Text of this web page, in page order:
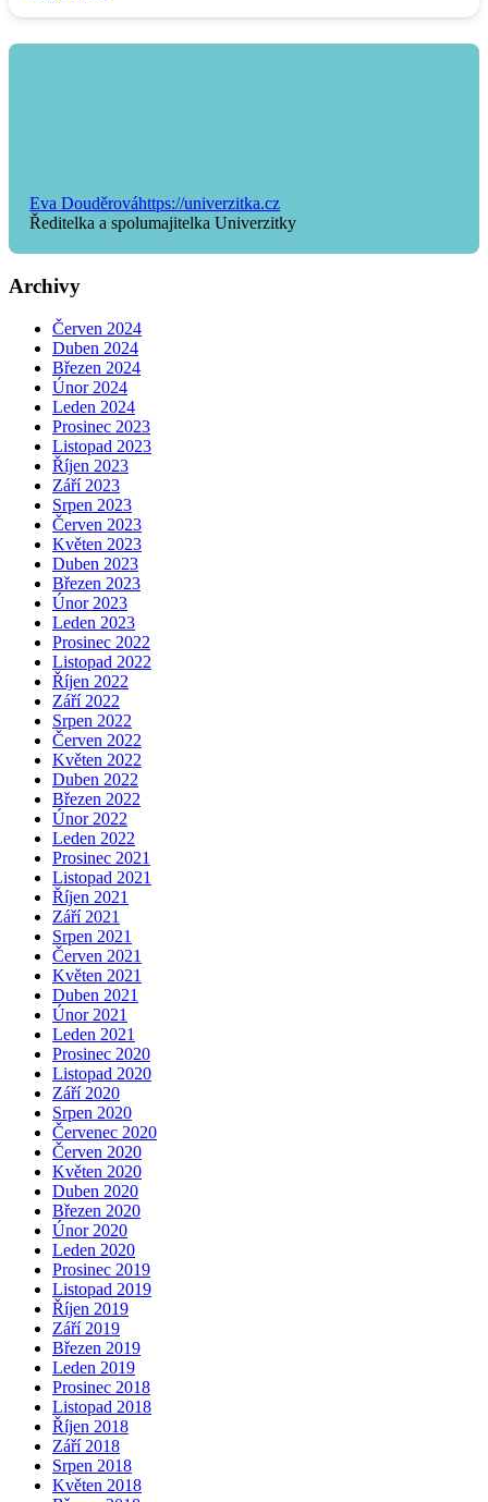
Eva Douděrováhttps://univerzitka.cz
Ředitelka a spolumajitelka Univerzitky
Archivy
Červen 2024
Duben 2024
Březen 2024
Únor 2024
Leden 2024
Prosinec 2023
Listopad 2023
Říjen 2023
Září 2023
Srpen 2023
Červen 2023
Květen 2023
Duben 2023
Březen 2023
Únor 2023
Leden 2023
Prosinec 2022
Listopad 2022
Říjen 2022
Září 2022
Srpen 2022
Červen 2022
Květen 2022
Duben 2022
Březen 2022
Únor 2022
Leden 2022
Prosinec 2021
Listopad 2021
Říjen 2021
Září 2021
Srpen 2021
Červen 2021
Květen 2021
Duben 2021
Únor 2021
Leden 2021
Prosinec 2020
Listopad 2020
Září 2020
Srpen 2020
Červenec 2020
Červen 2020
Květen 2020
Duben 2020
Březen 2020
Únor 2020
Leden 2020
Prosinec 2019
Listopad 2019
Říjen 2019
Září 2019
Březen 2019
Leden 2019
Prosinec 2018
Listopad 2018
Říjen 2018
Září 2018
Srpen 2018
Květen 2018